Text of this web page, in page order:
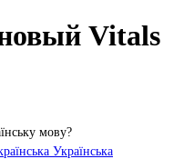
Vitals
мову?
Українська